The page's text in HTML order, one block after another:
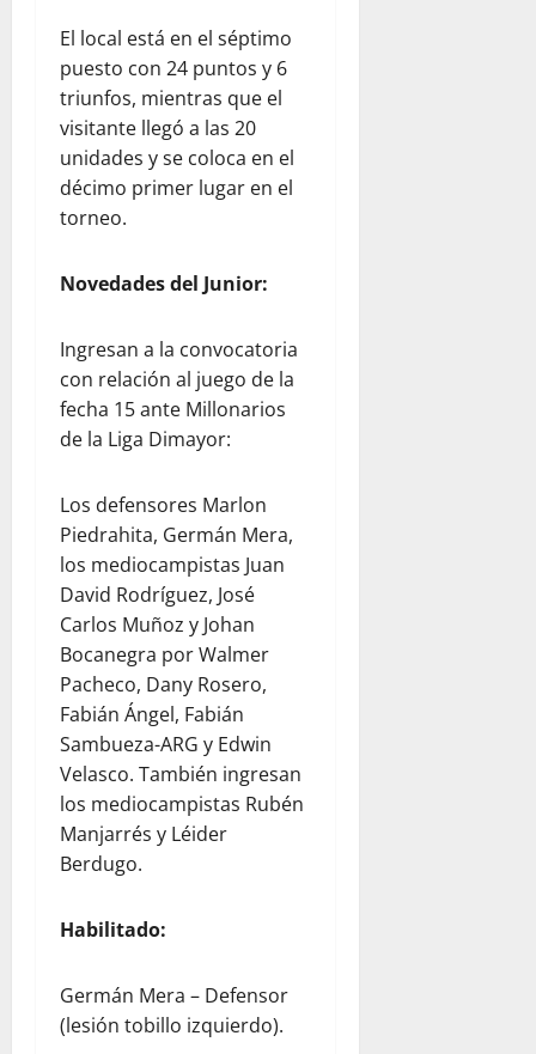
El local está en el séptimo
puesto con 24 puntos y 6
triunfos, mientras que el
visitante llegó a las 20
unidades y se coloca en el
décimo primer lugar en el
torneo.
Novedades del Junior:
Ingresan a la convocatoria
con relación al juego de la
fecha 15 ante Millonarios
de la Liga Dimayor:
Los defensores Marlon
Piedrahita, Germán Mera,
los mediocampistas Juan
David Rodríguez, José
Carlos Muñoz y Johan
Bocanegra por Walmer
Pacheco, Dany Rosero,
Fabián Ángel, Fabián
Sambueza-ARG y Edwin
Velasco. También ingresan
los mediocampistas Rubén
Manjarrés y Léider
Berdugo.
Habilitado:
Germán Mera – Defensor
(lesión tobillo izquierdo).